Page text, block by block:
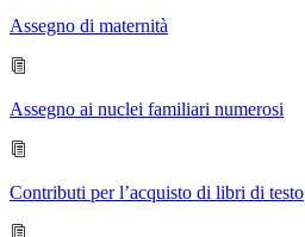
Assegno di maternità
Assegno ai nuclei familiari numerosi
Contributi per l’acquisto di libri di testo